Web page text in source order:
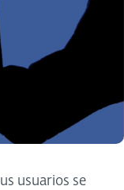
usuarios se